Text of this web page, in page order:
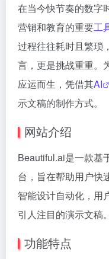
在当今快节奏的数字
营销和教育的重要工
过程往往耗时且繁琐
言，更是挑战重重。
应运而生，凭借其AI
示文稿的制作方式。
网站介绍
Beautiful.ai是一款基
台，旨在帮助用户快
智能设计自动化，用
引人注目的演示文稿。
功能特点